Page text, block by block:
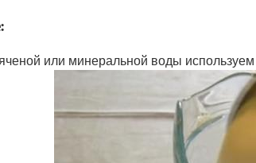
или минеральной воды